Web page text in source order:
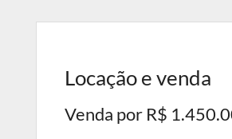
Locação e venda
Venda por R$